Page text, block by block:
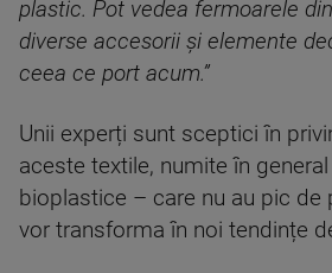
plastic. Pot vedea fermoarele
diverse accesorii și elemente
ceea ce port acum.”
Unii experți sunt sceptici în
aceste textile, numite în
bioplastice – care nu au pic de
vor transforma în noi tendințe